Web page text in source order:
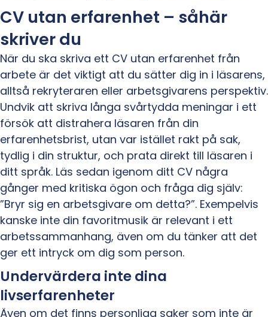
CV utan erfarenhet – såhär
skriver du
När du ska skriva ett CV utan erfarenhet från
arbete är det viktigt att du sätter dig in i läsarens,
alltså rekryteraren eller arbetsgivarens perspektiv.
Undvik att skriva långa svårtydda meningar i ett
försök att distrahera läsaren från din
erfarenhetsbrist, utan var istället rakt på sak,
tydlig i din struktur, och prata direkt till läsaren i
ditt språk. Läs sedan igenom ditt CV några
gånger med kritiska ögon och fråga dig själv:
”Bryr sig en arbetsgivare om detta?”. Exempelvis
kanske inte din favoritmusik är relevant i ett
arbetssammanhang, även om du tänker att det
ger ett intryck om dig som person.
Undervärdera inte dina
livserfarenheter
Även om det finns personliga saker som inte är